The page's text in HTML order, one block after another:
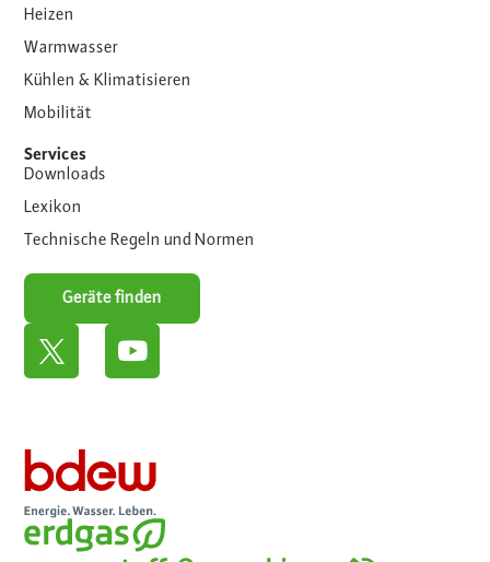
Heizen
Warmwasser
Kühlen & Klimatisieren
Mobilität
Services
Downloads
Lexikon
Technische Regeln und Normen
Geräte finden